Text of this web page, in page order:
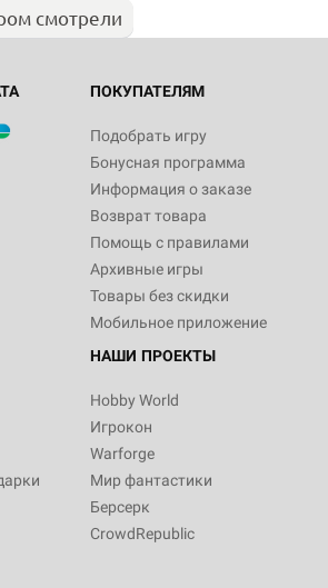
смотрели
ПОКУПАТЕЛЯМ
Подобрать игру
Бонусная программа
Информация о заказе
Возврат товара
Помощь с правилами
Архивные игры
Товары без скидки
Мобильное приложение
НАШИ ПРОЕКТЫ
Hobby World
Игрокон
Warforge
Мир фантастики
Берсерк
CrowdRepublic